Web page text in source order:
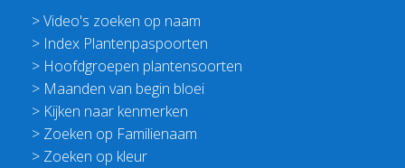
>Video's zoeken op naam
> Index Plantenpaspoorten
> Hoofdgroepen plantensoorten
> Maanden van begin bloei
> Kijken naar kenmerken
> Zoeken op Familienaam
> Zoeken op kleur